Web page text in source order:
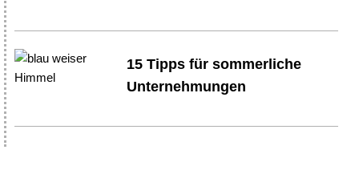
15 Tipps für sommerliche
Unternehmungen